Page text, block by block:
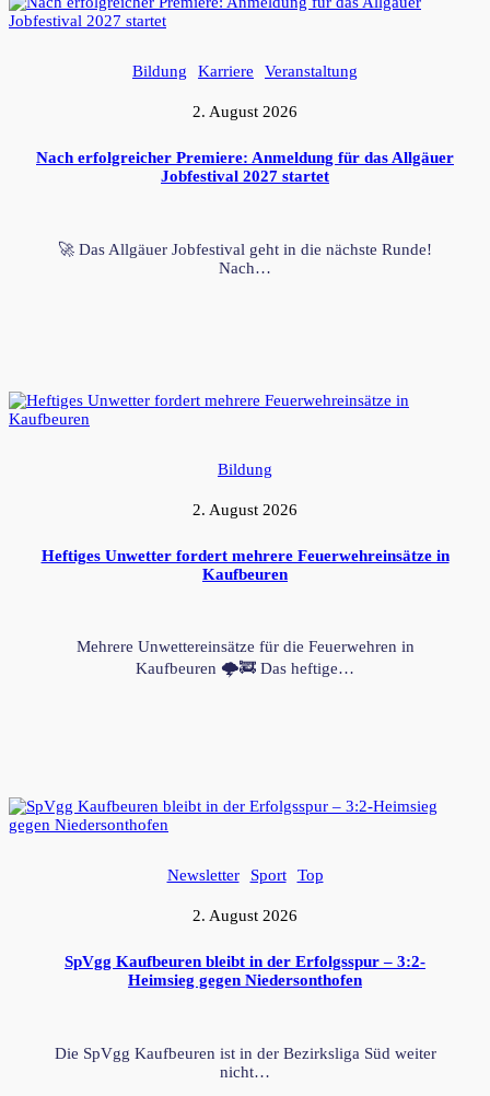
Bildung Karriere Veranstaltung
2. August 2026
Nach erfolgreicher Premiere: Anmeldung für das Allgäuer
Jobfestival 2027 startet
🚀 Das Allgäuer Jobfestival geht in die nächste Runde!
Nach…
Bildung
2. August 2026
Heftiges Unwetter fordert mehrere Feuerwehreinsätze in
Kaufbeuren
Mehrere Unwettereinsätze für die Feuerwehren in
Kaufbeuren 🌩️🚒 Das heftige…
Newsletter Sport Top
2. August 2026
SpVgg Kaufbeuren bleibt in der Erfolgsspur – 3:2-
Heimsieg gegen Niedersonthofen
Die SpVgg Kaufbeuren ist in der Bezirksliga Süd weiter
nicht…